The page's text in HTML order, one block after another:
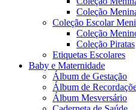
Coleção
Coleção Escolar
Coleção
Coleção Piratas
Etiquetas Escolares
Baby e Maternidade
Álbum de Gestação
Álbum de
Álbum Mesversário